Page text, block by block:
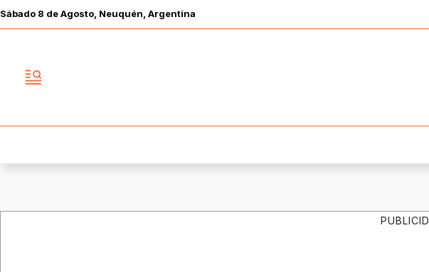
Sábado 8 deAgosto , Neuquén, Argentina